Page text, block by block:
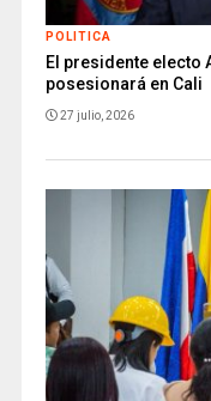
POLITICA
El presidente electo
posesionará en Cali
27 julio, 2026